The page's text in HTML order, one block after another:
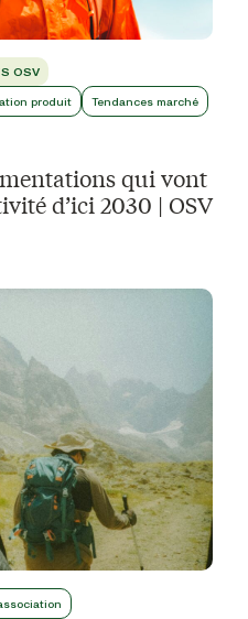
OSV
produit Tendances marché
qui vont
d’ici 2030 | OSV